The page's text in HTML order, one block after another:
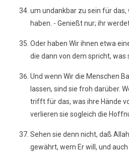
um undankbar zu sein für das,
haben. - Genießt nur; ihr
Oder haben Wir ihnen etwa
die dann von dem spricht, was
Und wenn Wir die Menschen
lassen, sind sie froh darüber.
trifft für das, was ihre Hände
verlieren sie sogleich die
Sehen sie denn nicht, daß
gewährt, wem Er will, und